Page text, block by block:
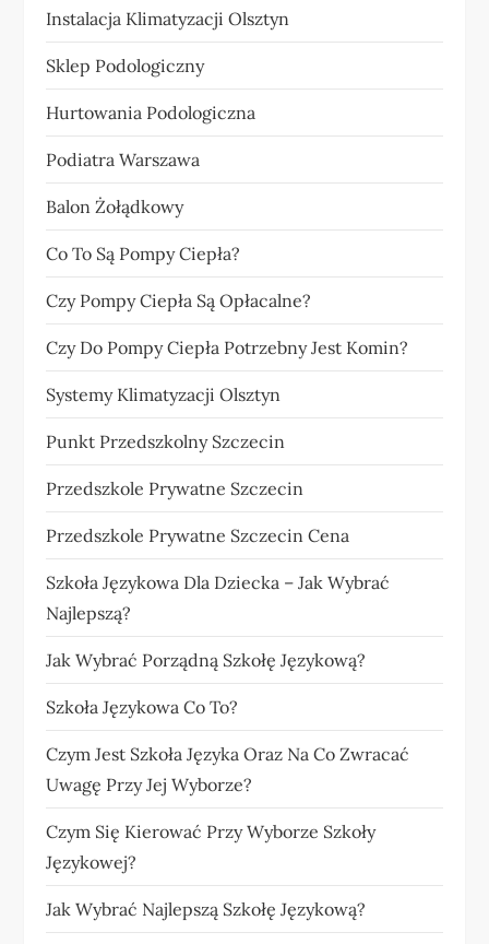
Instalacja Klimatyzacji Olsztyn
Sklep Podologiczny
Hurtowania Podologiczna
Podiatra Warszawa
Balon Żołądkowy
Co To Są Pompy Ciepła?
Czy Pompy Ciepła Są Opłacalne?
Czy Do Pompy Ciepła Potrzebny Jest Komin?
Systemy Klimatyzacji Olsztyn
Punkt Przedszkolny Szczecin
Przedszkole Prywatne Szczecin
Przedszkole Prywatne Szczecin Cena
Szkoła Językowa Dla Dziecka – Jak Wybrać
Najlepszą?
Jak Wybrać Porządną Szkołę Językową?
Szkoła Językowa Co To?
Czym Jest Szkoła Języka Oraz Na Co Zwracać
Uwagę Przy Jej Wyborze?
Czym Się Kierować Przy Wyborze Szkoły
Językowej?
Jak Wybrać Najlepszą Szkołę Językową?